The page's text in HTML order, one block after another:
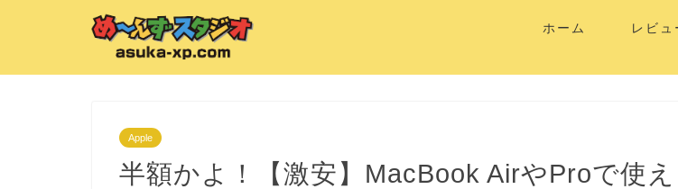
ホーム レビュ
Apple
半額かよ！【激安】MacBook AirやProで使え